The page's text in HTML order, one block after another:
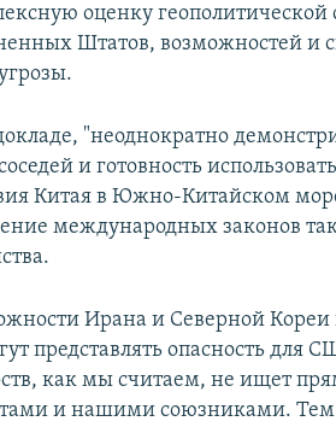
оценку геополитической
Штатов, возможностей и
"неоднократно
и готовность
Китая в Южно-Китайском
международных законов
Ирана и Северной Кореи
представлять опасность для
как мы считаем, не ищет
и нашими союзниками. Тем